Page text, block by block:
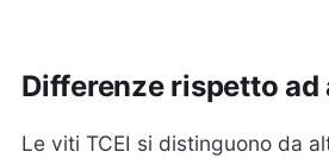
Differenze rispetto ad
Le viti TCEI si distinguono da